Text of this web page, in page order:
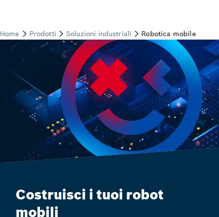
Costruisci i tuoi robot
mobili